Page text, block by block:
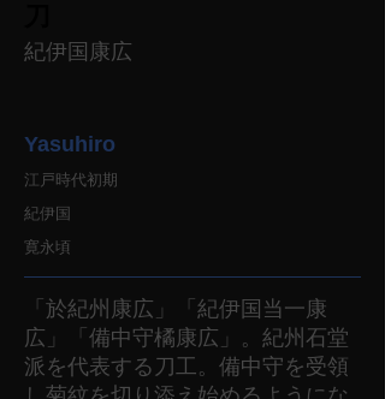
紀伊国康広
Yasuhiro
江戸時代初期
紀伊国
寛永頃
「於紀州康広」「紀伊国当一康
広」「備中守橘康広」。紀州石堂
派を代表する刀工。備中守を受領